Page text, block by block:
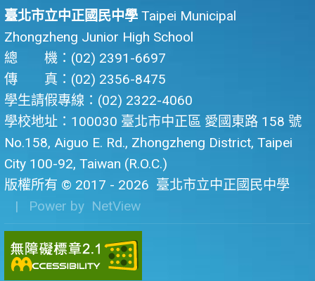
臺北市立中正國民中學 Taipei Municipal
Zhongzheng Junior High School
總 機：(02) 2391-6697
傳 真：(02) 2356-8475
學生請假專線：(02) 2322-4060
學校地址：100030 臺北市中正區 愛國東路 158 號
No.158, Aiguo E. Rd., Zhongzheng District, Taipei
City 100-92, Taiwan (R.O.C.)
版權所有 © 2017 - 2026 臺北市立中正國民中學
| Power by NetView